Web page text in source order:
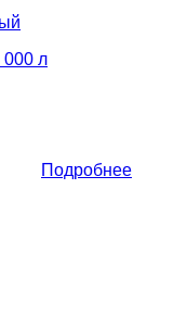
000 л
Подробнее